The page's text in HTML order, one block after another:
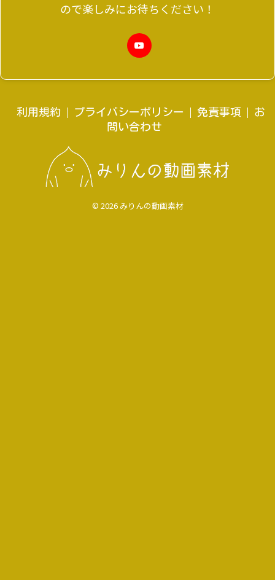
ので楽しみにお待ちください！
利用規約 プライバシーポリシー 免責事項
お
問い合わせ
© 2026 みりんの動画素材